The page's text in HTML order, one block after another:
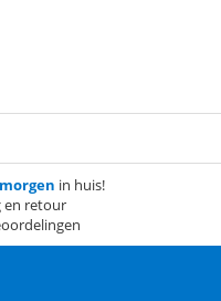
morgen in huis!
retour